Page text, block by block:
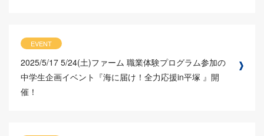
EVENT
2025/5/17 5/24(土)ファーム 職業体験プログラム参加の
中学生企画イベント『海に届け！全力応援in平塚 』開
催！